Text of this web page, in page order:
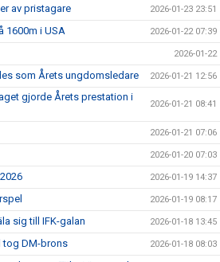
av pristagare 2026-01-23 23:51
1600m i USA 2026-01-22 07:39
2026-01-22
som Årets ungdomsledare 2026-01-21 12:56
gjorde Årets prestation i
2026-01-21 08:41
2026-01-21 07:06
2026-01-20 07:03
2026-01-19 14:37
2026-01-19 08:17
sig till IFK-galan 2026-01-18 13:45
tog DM-brons 2026-01-18 08:03